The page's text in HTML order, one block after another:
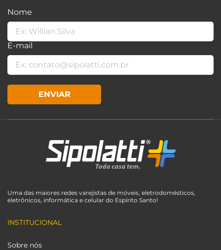
Nome
E-mail
ENVIAR
Uma das maiores redes varejistas de móveis, eletrodomésticos,
eletrônicos, informática e celular do Espírito Santo!
INSTITUCIONAL
Sobre nós